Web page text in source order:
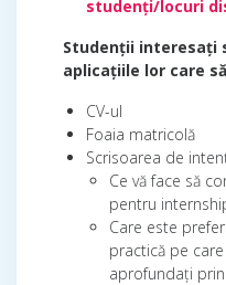
studenți/locuri
Studenții interesați
aplicațiile lor care
CV-ul
Foaia matricolă
Scrisoarea de
Ce vă face să
pentru
Care este
practică pe
aprofundați